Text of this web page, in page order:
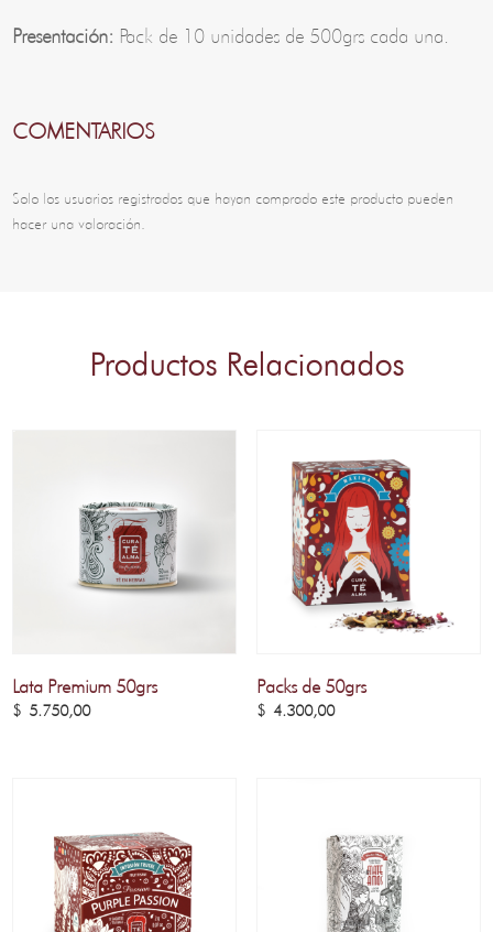
Presentación: Pack de 10 unidades de 500grs cada una.
COMENTARIOS
Solo los usuarios registrados que hayan comprado este producto pueden
hacer una valoración.
Productos Relacionados
Lata Premium 50grs
$ 5.750,00
Packs de 50grs
$4.300,00